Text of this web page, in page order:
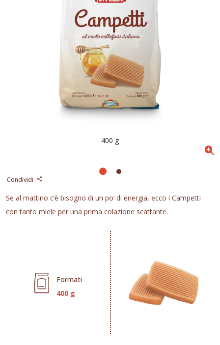
Condividi
Se al mattino c’è bisogno di un po’ di energia, ecco i Campetti
con tanto miele per una prima colazione scattante.
Formati
400 g
400 g